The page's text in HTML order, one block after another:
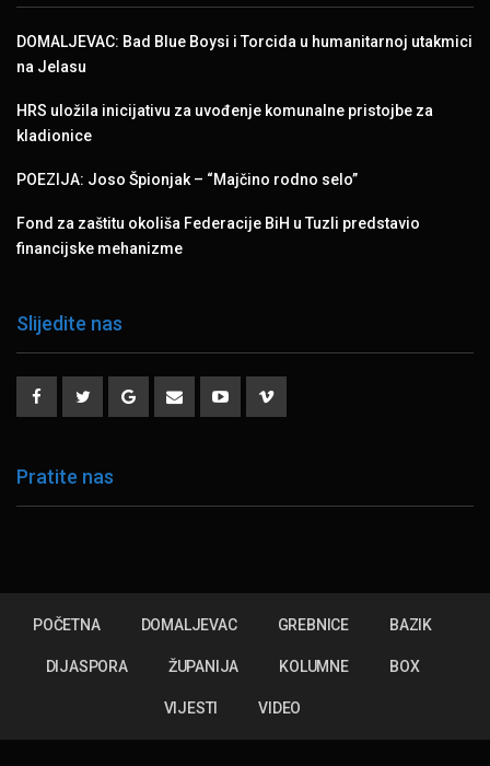
DOMALJEVAC: Bad Blue Boysi i Torcida u humanitarnoj utakmici
na Jelasu
HRS uložila inicijativu za uvođenje komunalne pristojbe za
kladionice
POEZIJA: Joso Špionjak – “Majčino rodno selo”
Fond za zaštitu okoliša Federacije BiH u Tuzli predstavio
financijske mehanizme
Slijedite nas
Pratite nas
POČETNA DOMALJEVAC GREBNICE BAZIK
DIJASPORA ŽUPANIJA KOLUMNE BOX
VIJESTI VIDEO